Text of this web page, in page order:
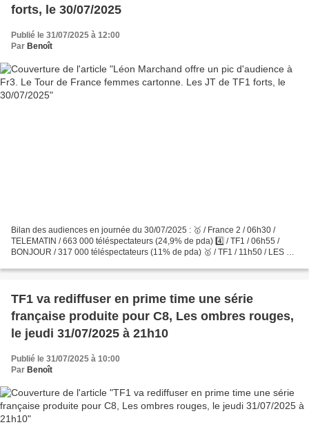
forts, le 30/07/2025
Publié le 31/07/2025 à 12:00
Par Benoît
Bilan des audiences en journée du 30/07/2025 : 🥇 / France 2 / 06h30 /
TELEMATIN / 663 000 téléspectateurs (24,9% de pda) 4️⃣ / TF1 / 06h55 /
BONJOUR / 317 000 téléspectateurs (11% de pda) 🥇 / TF1 / 11h50 / LES 12
TF1 va rediffuser en prime time une série
française produite pour C8, Les ombres rouges,
le jeudi 31/07/2025 à 21h10
Publié le 31/07/2025 à 10:00
Par Benoît